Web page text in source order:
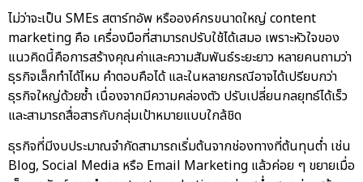
ไม่ว่าจะเป็น SMEs สตาร์ทอัพ หรือองค์กรขนาดใหญ่ content
marketing คือ เครื่องมือที่สามารถปรับใช้ได้เสมอ เพราะหัวใจของ
แนวคิดนี้คือการสร้างคุณค่าและความสัมพันธ์ระยะยาว หลายคนถามว่า
ธุรกิจเล็กทำได้ไหม คำตอบคือได้ และในหลายกรณีอาจได้เปรียบกว่า
ธุรกิจใหญ่ด้วยซ้ำ เนื่องจากมีความคล่องตัว ปรับเปลี่ยนกลยุทธ์ได้เร็ว
และสามารถสื่อสารกับกลุ่มเป้าหมายแบบใกล้ชิด
ธุรกิจที่มีงบประมาณจำกัดสามารถเริ่มต้นจากช่องทางที่ต้นทุนต่ำ เช่น
Blog, Social Media หรือ Email Marketing แล้วค่อย ๆ ขยายเมื่อ